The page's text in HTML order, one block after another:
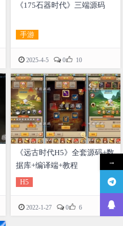
《175石器时代》三端源码
手游
2025-4-5 0 10
《远古时代H5》全套源码+数
据库+编译端+教程
H5
2022-1-27 0 6
→